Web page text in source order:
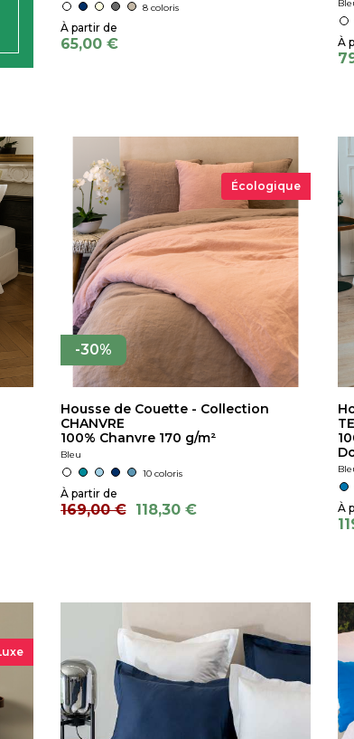
8 coloris
65,00 €
-30%
Écologique
Housse de Couette - Collection
CHANVRE
100% Chanvre 170 g/m²
Bleu
10 coloris
169,00 € 118,30 €